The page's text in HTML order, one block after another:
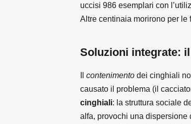
uccisi 986 esemplari con
Altre centinaia morirono per le
Soluzioni integrate:
Il contenimento dei cinghiali
causato il problema (il
cinghiali: la struttura sociale
alfa, provochi una dispersione